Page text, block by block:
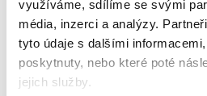
využíváme, sdílíme se svými
média, inzerci a analýzy.
tyto údaje s dalšími
poskytnuty, nebo které poté
jejich služby.
HODNOCENÍ ČTENÁŘŮ
V současné době nejsou vytvořena
Vaše hodnocení